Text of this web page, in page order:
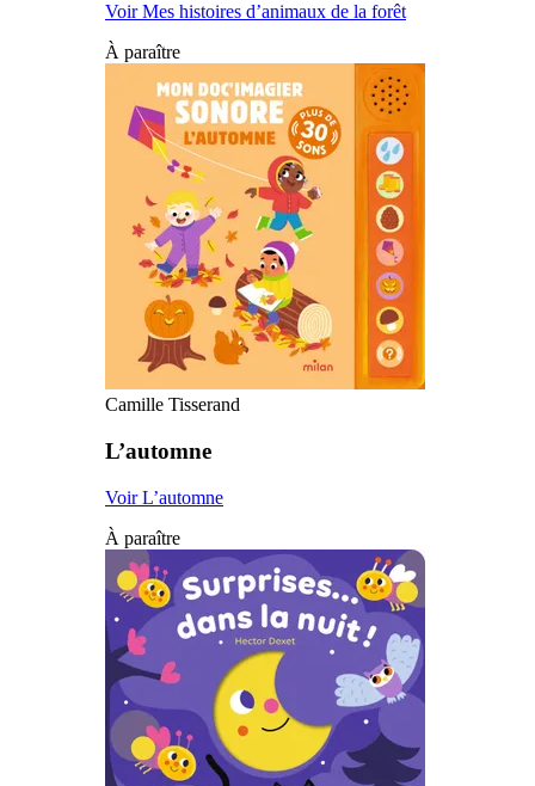
Voir Mes histoires d’animaux de la forêt
À paraître
Camille Tisserand
L’automne
Voir L’automne
À paraître